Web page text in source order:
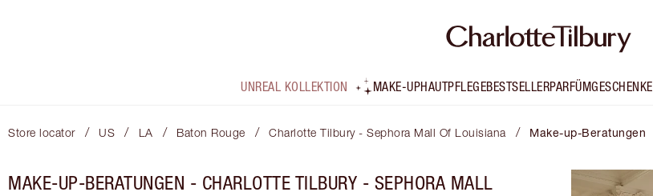
UNREAL KOLLEKTION MAKE-UPHAUTPFLEGEBESTSELLERPARFÜMGESCHENKE
Store locator / US / LA / Baton Rouge / Charlotte Tilbury - Sephora Mall Of Louisiana / Make-up-Beratungen
MAKE-UP-BERATUNGEN - CHARLOTTE TILBURY - SEPHORA MALL